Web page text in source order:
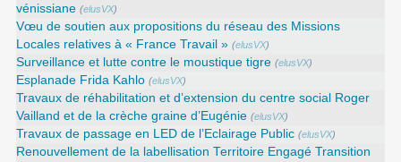
vénissiane (elusVX)
Vœu de soutien aux propositions du réseau des Missions
Locales relatives à « France Travail » (elusVX)
Surveillance et lutte contre le moustique tigre (elusVX)
Esplanade Frida Kahlo (elusVX)
Travaux de réhabilitation et d’extension du centre social Roger
Vailland et de la crèche graine d’Eugénie (elusVX)
Travaux de passage en LED de l’Eclairage Public (elusVX)
Renouvellement de la labellisation Territoire Engagé Transition